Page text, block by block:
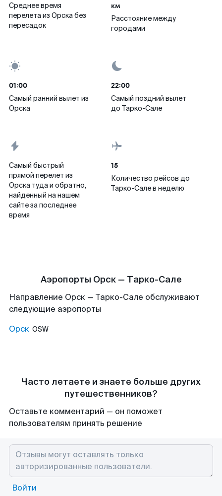
Среднее время
перелета из Орска без
пересадок
км
Расстояние между
городами
01:00
Самый ранний вылет из
Орска
22:00
Самый поздний вылет
до Тарко-Сале
Самый быстрый
прямой перелет из
Орска туда и обратно,
найденный на нашем
сайте за последнее
время
15
Количество рейсов до
Тарко-Сале в неделю
Аэропорты Орск — Тарко-Сале
Направление Орск — Тарко-Сале обслуживают
следующие аэропорты
Орск OSW
Часто летаете и знаете больше других
путешественников?
Оставьте комментарий — он поможет
пользователям принять решение
Войти